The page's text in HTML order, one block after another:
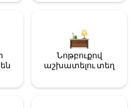
Նոթբուքով
աշխատելու տեղ